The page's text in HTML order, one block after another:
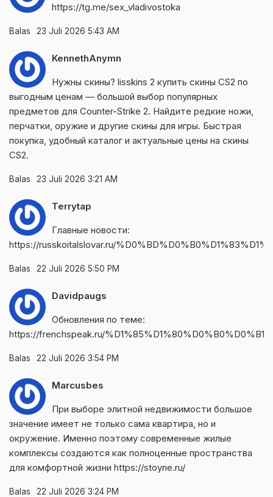
https://tg.me/sex_vladivostoka
Balas 23 Juli 2026 5:43 AM
KennethAnymn
Нужны скины? lisskins 2 купить скины CS2 по
выгодным ценам — большой выбор популярных
предметов для Counter-Strike 2. Найдите редкие ножи,
перчатки, оружие и другие скины для игры. Быстрая
покупка, удобный каталог и актуальные цены на скины
CS2.
Balas 23 Juli 2026 3:21 AM
Terrytap
Главные новости:
https://russkoitalslovar.ru/
Balas 22 Juli 2026 5:50 PM
Davidpaugs
Обновления по теме:
https://frenchspeak.ru/
Balas 22 Juli 2026 3:54 PM
Marcusbes
При выборе элитной недвижимости большое
значение имеет не только сама квартира, но и
окружение. Именно поэтому современные жилые
комплексы создаются как полноценные пространства
для комфортной жизни https://stoyne.ru/
Balas 22 Juli 2026 3:24 PM